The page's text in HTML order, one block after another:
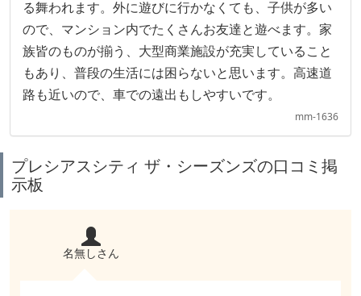
る舞われます。外に遊びに行かなくても、子供が多い
ので、マンション内でたくさんお友達と遊べます。家
族皆のものが揃う、大型商業施設が充実していること
もあり、普段の生活には困らないと思います。高速道
路も近いので、車での遠出もしやすいです。
mm-1636
プレシアスシティ ザ・シーズンズの口コミ掲
示板
名無しさん